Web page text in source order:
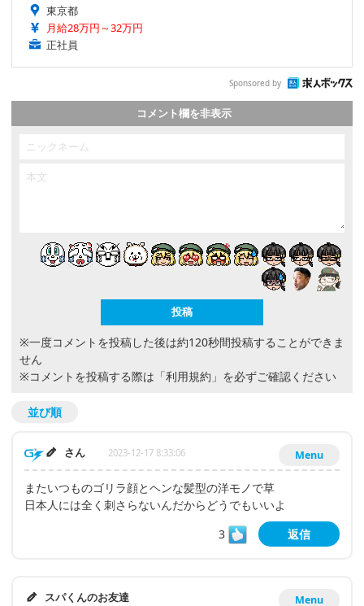
東京都
月給28万円～32万円
正社員
Sponsored by
コメント欄を非表示
※一度コメントを投稿した後は約120秒間投稿することができま
せん
※コメントを投稿する際は 「利用規約」 を必ずご確認ください
並び順
Menu
さん 2023-12-17 8:33:06
またいつものゴリラ顔とヘンな髪型の洋モノで草
日本人には全く刺さらないんだからどうでもいいよ
3
返信
Menu
スパくんのお友達